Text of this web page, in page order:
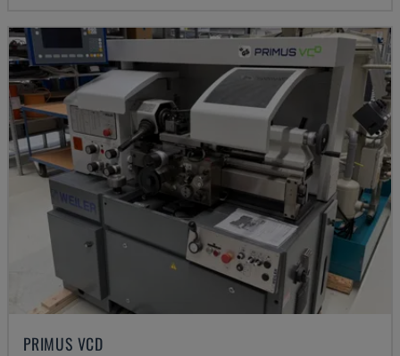
PRIMUS VCD